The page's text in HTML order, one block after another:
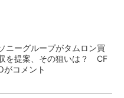
ニーグループがタムロン買
を提案、その狙いは？ CF
がコメント